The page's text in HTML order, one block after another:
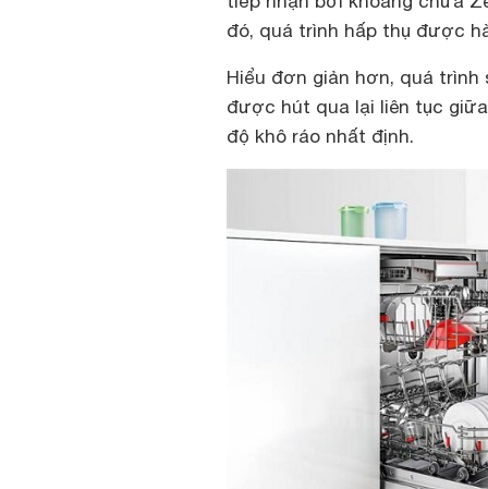
đó, quá trình hấp thụ được
Hiểu đơn giản hơn, quá
được hút qua lại liên tục
độ khô ráo nhất định.